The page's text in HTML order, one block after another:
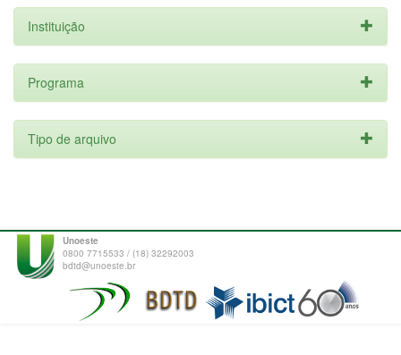
Instituição
Programa
Tipo de arquivo
Unoeste
0800 7715533 / (18) 32292003
bdtd@unoeste.br